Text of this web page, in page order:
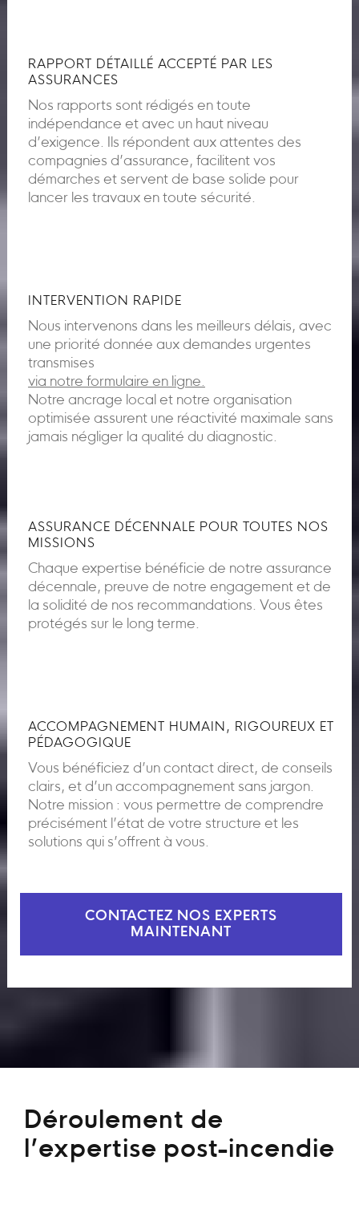
RAPPORT DÉTAILLÉ ACCEPTÉ PAR LES
ASSURANCES
Nos rapports sont rédigés en toute
indépendance et avec un haut niveau
d’exigence. Ils répondent aux attentes des
compagnies d’assurance, facilitent vos
démarches et servent de base solide pour
lancer les travaux en toute sécurité.
INTERVENTION RAPIDE
Nous intervenons dans les meilleurs délais, avec
une priorité donnée aux demandes urgentes
transmises
via notre formulaire en ligne.
Notre ancrage local et notre organisation
optimisée assurent une réactivité maximale sans
jamais négliger la qualité du diagnostic.
ASSURANCE DÉCENNALE POUR TOUTES NOS
MISSIONS
Chaque expertise bénéficie de notre assurance
décennale, preuve de notre engagement et de
la solidité de nos recommandations. Vous êtes
protégés sur le long terme.
ACCOMPAGNEMENT HUMAIN, RIGOUREUX ET
PÉDAGOGIQUE
Vous bénéficiez d’un contact direct, de conseils
clairs, et d’un accompagnement sans jargon.
Notre mission : vous permettre de comprendre
précisément l’état de votre structure et les
solutions qui s’offrent à vous.
CONTACTEZ NOS EXPERTS
MAINTENANT
Déroulement de
l’expertise post-incendie